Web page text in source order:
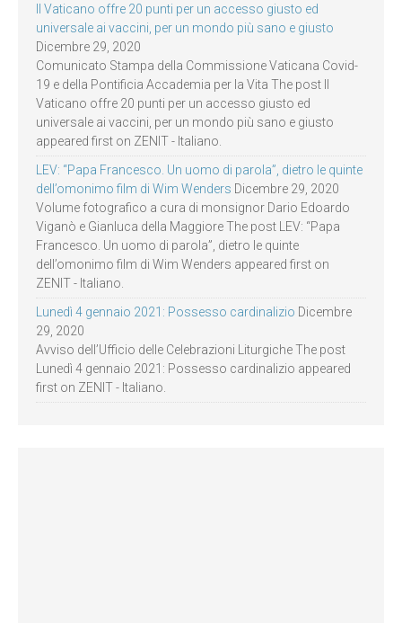
Il Vaticano offre 20 punti per un accesso giusto ed
universale ai vaccini, per un mondo più sano e giusto
Dicembre 29, 2020
Comunicato Stampa della Commissione Vaticana Covid-
19 e della Pontificia Accademia per la Vita The post Il
Vaticano offre 20 punti per un accesso giusto ed
universale ai vaccini, per un mondo più sano e giusto
appeared first on ZENIT - Italiano.
LEV: “Papa Francesco. Un uomo di parola”, dietro le quinte
dell’omonimo film di Wim Wenders Dicembre 29, 2020
Volume fotografico a cura di monsignor Dario Edoardo
Viganò e Gianluca della Maggiore The post LEV: “Papa
Francesco. Un uomo di parola”, dietro le quinte
dell’omonimo film di Wim Wenders appeared first on
ZENIT - Italiano.
Lunedì 4 gennaio 2021: Possesso cardinalizio Dicembre
29, 2020
Avviso dell’Ufficio delle Celebrazioni Liturgiche The post
Lunedì 4 gennaio 2021: Possesso cardinalizio appeared
first on ZENIT - Italiano.